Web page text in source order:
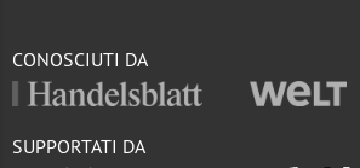
CONOSCIUTI DA
SUPPORTATI DA